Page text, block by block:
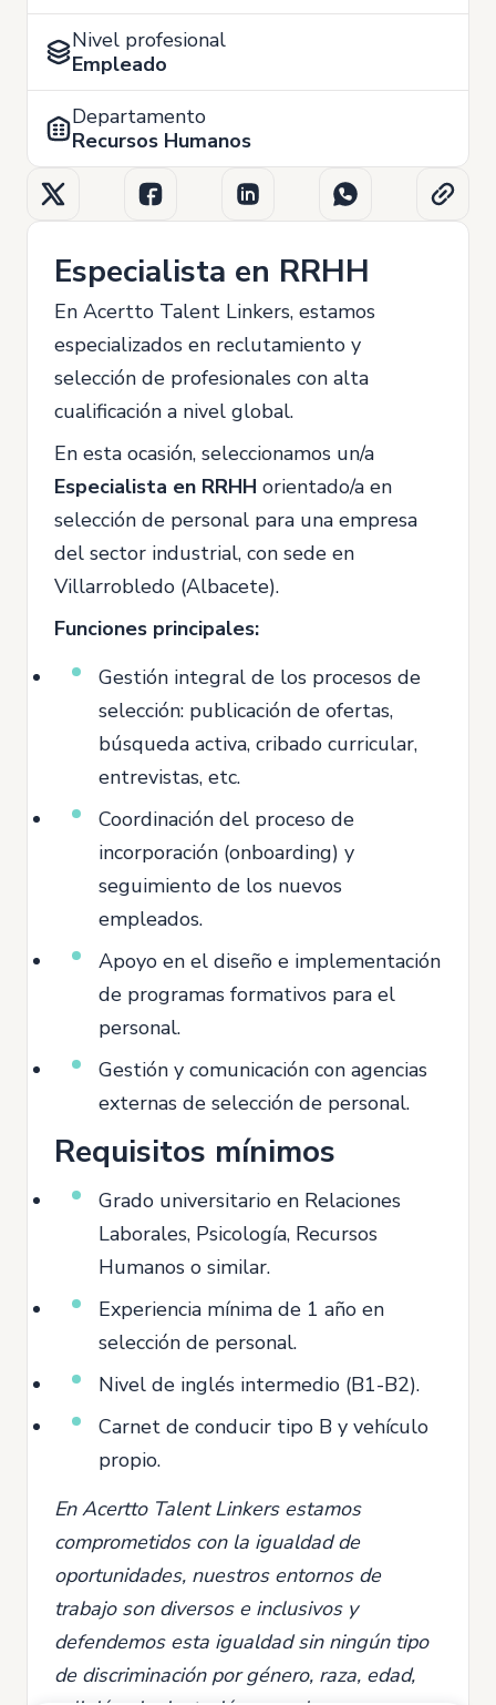
Nivel profesional
Empleado
Departamento
Recursos Humanos
Especialista en RRHH
En Acertto Talent Linkers, estamos
especializados en reclutamiento y
selección de profesionales con alta
cualificación a nivel global.
En esta ocasión, seleccionamos un/a
Especialista en RRHH orientado/a en
selección de personal para una empresa
del sector industrial, con sede en
Villarrobledo (Albacete).
Funciones principales:
Gestión integral de los procesos de
selección: publicación de ofertas,
búsqueda activa, cribado curricular,
entrevistas, etc.
Coordinación del proceso de
incorporación (onboarding) y
seguimiento de los nuevos
empleados.
Apoyo en el diseño e implementación
de programas formativos para el
personal.
Gestión y comunicación con agencias
externas de selección de personal.
Requisitos mínimos
Grado universitario en Relaciones
Laborales, Psicología, Recursos
Humanos o similar.
Experiencia mínima de 1 año en
selección de personal.
Nivel de inglés intermedio (B1-B2).
Carnet de conducir tipo B y vehículo
propio.
En Acertto Talent Linkers estamos
comprometidos con la igualdad de
oportunidades, nuestros entornos de
trabajo son diversos e inclusivos y
defendemos esta igualdad sin ningún tipo
de discriminación por género, raza, edad,